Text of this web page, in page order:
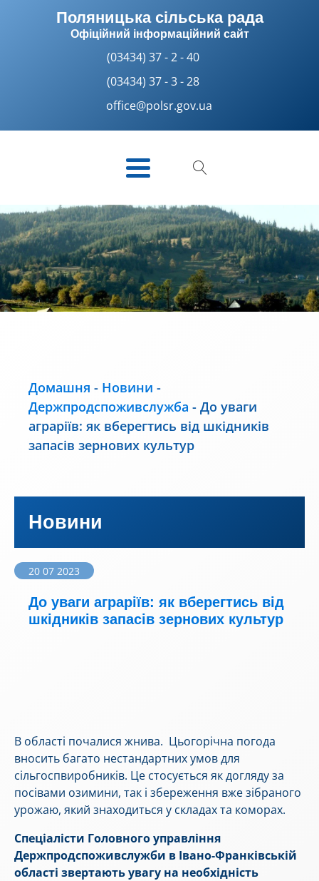
Поляницька сільська рада
Офіційний інформаційний сайт
(03434) 37 - 2 - 40
(03434) 37 - 3 - 28
office@polsr.gov.ua
Домашня - Новини -
Держпродспоживслужба - До уваги
аграріїв: як вберегтись від шкідників
запасів зернових культур
Новини
20 07 2023
До уваги аграріїв: як вберегтись від
шкідників запасів зернових культур
В області почалися жнива. Цьогорічна погода
вносить багато нестандартних умов для
сільгоспвиробників. Це стосується як догляду за
посівами озимини, так і збереження вже зібраного
урожаю, який знаходиться у складах та коморах.
Спеціалісти Головного управління
Держпродспоживслужби в Івано-Франківській
області звертають увагу на необхідність